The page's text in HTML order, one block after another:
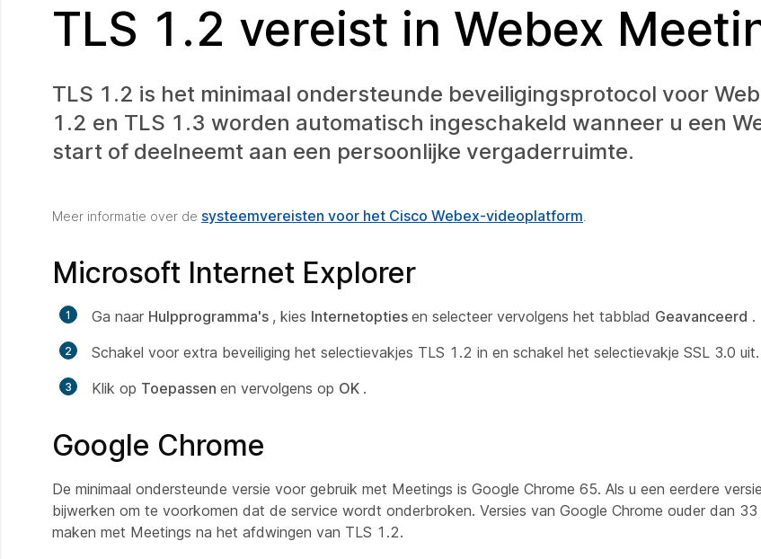
TLS 1.2 vereist in Webex
TLS 1.2 is het minimaal ondersteunde beveiligingsprotocol voor
1.2 en TLS 1.3 worden automatisch ingeschakeld wanneer u een
start of deelneemt aan een persoonlijke vergaderruimte.
Meer informatie over de systeemvereisten voor het Cisco Webex-videoplatform
Microsoft Internet Explorer
Ga naar Hulpprogramma's , kies Internetopties en selecteer vervolgens het tabblad Geavanceerd .
Schakel voor extra beveiliging het selectievakjes TLS 1.2 in en schakel het selectievakje SSL 3.0 uit.
Klik op Toepassen en vervolgens op OK .
Google Chrome
De minimaal ondersteunde versie voor gebruik met Meetings is Google Chrome 65. Als u een eerdere
bijwerken om te voorkomen dat de service wordt onderbroken. Versies van Google Chrome ouder dan 33
maken met Meetings na het afdwingen van TLS 1.2.